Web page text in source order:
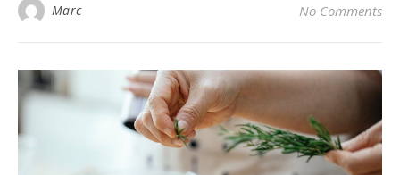
Marc No Comments